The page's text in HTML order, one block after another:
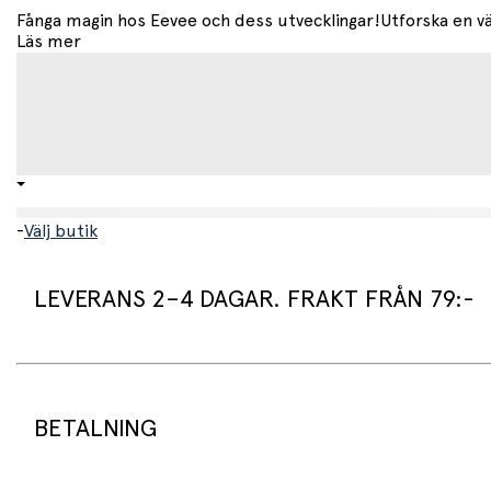
Fånga magin hos Eevee och dess utvecklingar!Utforska en
Läs mer
-Välj butik
LEVERANS 2–4 DAGAR. FRAKT FRÅN 79:-
Standard leveranstid för varor som finns i lager är 2–4 dagar.
BETALNING